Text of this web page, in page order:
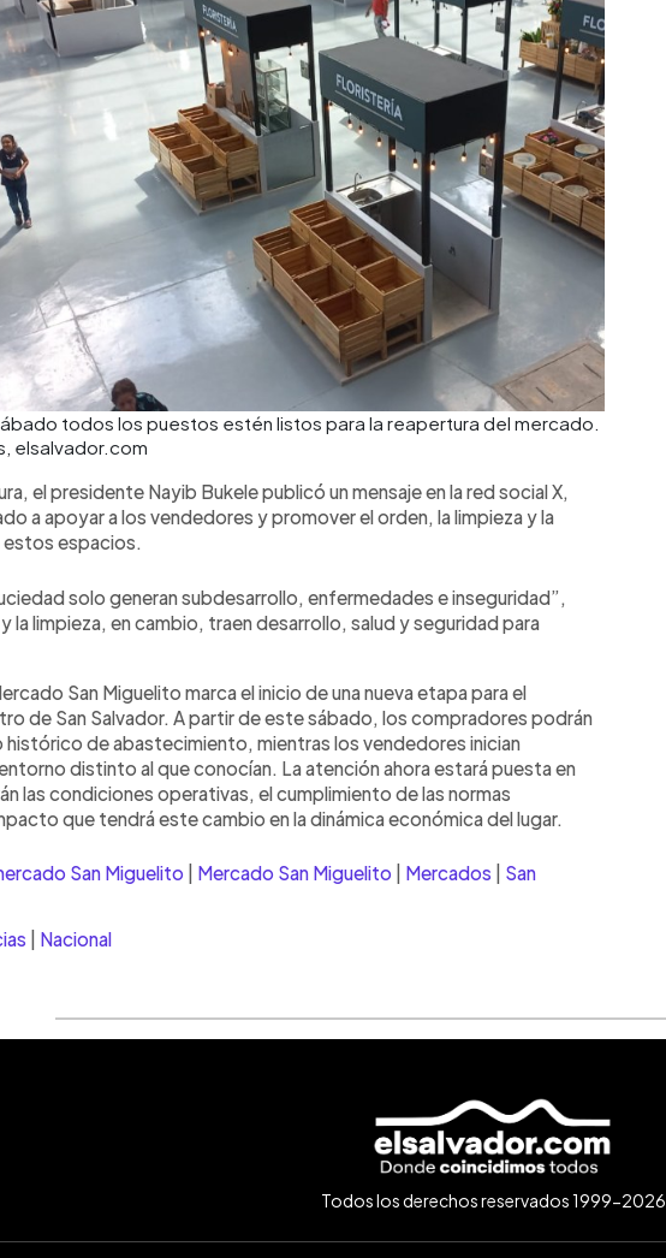
todos los puestos estén listos para la reapertura del mercado.
elsalvador.com
el presidente Nayib Bukele publicó un mensaje en la red social X,
a apoyar a los vendedores y promover el orden, la limpieza y la
estos espacios.
solo generan subdesarrollo, enfermedades e inseguridad”,
la limpieza, en cambio, traen desarrollo, salud y seguridad para
San Miguelito marca el inicio de una nueva etapa para el
de San Salvador. A partir de este sábado, los compradores podrán
histórico de abastecimiento, mientras los vendedores inician
distinto al que conocían. La atención ahora estará puesta en
las condiciones operativas, el cumplimiento de las normas
que tendrá este cambio en la dinámica económica del lugar.
San Miguelito Mercado San Miguelito Mercados
San
Nacional
Todos los derechos reservados 1999-2026